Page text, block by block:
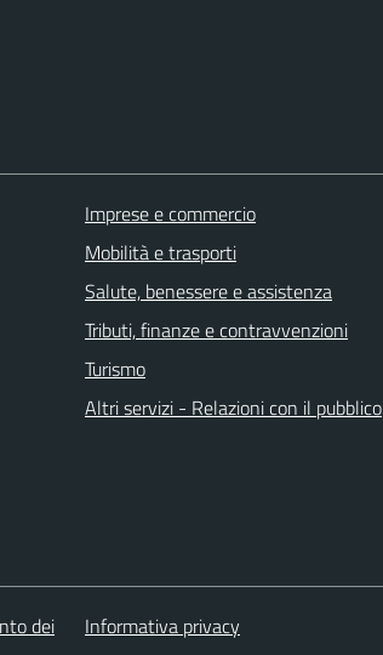
Imprese e commercio
Mobilità e trasporti
Salute, benessere e assistenza
Tributi, finanze e contravvenzioni
Turismo
Altri servizi - Relazioni con il pubblico
dei
Informativa privacy